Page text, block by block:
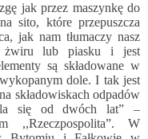
jak przez maszynkę do
sito, które przepuszcza
jak nam tłumaczy nasz
żwiru lub piasku i jest
są składowane w
dole. I tak jest
składowiskach odpadów
się od dwóch lat” –
,,Rzeczpospolita”. W